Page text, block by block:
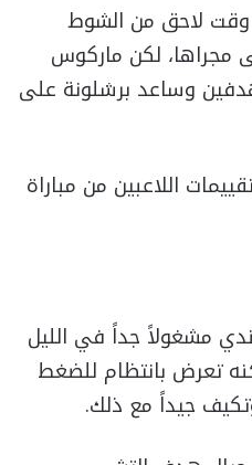
لاحق من الشوط
مجراها، لكن ماركوس
وساعد برشلونة على
اللاعبين من مباراة
مشغولاً جداً في الليل
تعرض بانتظام للضغط
جيداً مع ذلك.